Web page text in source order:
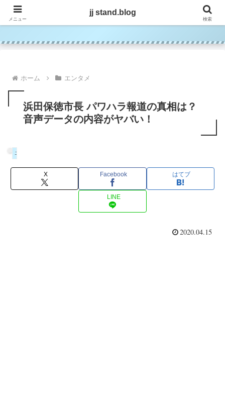
jj stand.blog
ホーム エンタメ
浜田保徳市長 パワハラ報道の真相は？
音声データの内容がヤバい！
エンタメ
X Facebook はてブ
LINE
2020.04.15
メニュー
jj stand.blog
検索